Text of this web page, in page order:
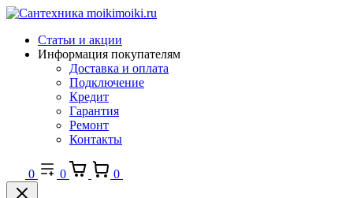
Статьи и акции
Информация покупателям
Доставка и оплата
Подключение
Кредит
Гарантия
Ремонт
Контакты
0 0 0